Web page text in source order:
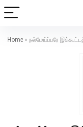
Home » நல்மேய்ப்பரே